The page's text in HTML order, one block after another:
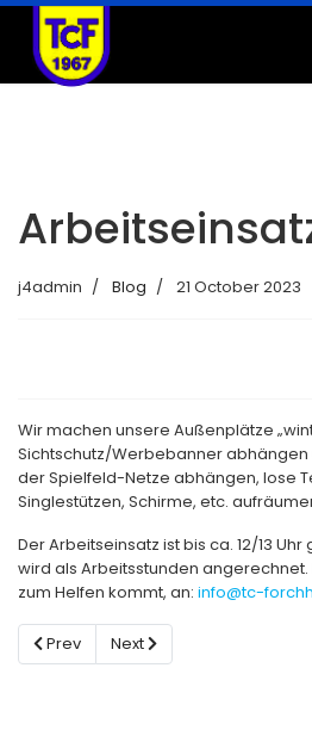
j4admin Blog 21 October 2023
Wir machen unsere Außenplätze
Sichtschutz/Werbebanner abhängen
der Spielfeld-Netze abhängen, lose
Singlestützen, Schirme, etc.
Der Arbeitseinsatz ist bis ca. 12/13
wird als Arbeitsstunden angerechnet.
zum Helfen kommt, an: info@tc-
Previous article: Ballmaschine
Prev Next article: Außenplätze
Next